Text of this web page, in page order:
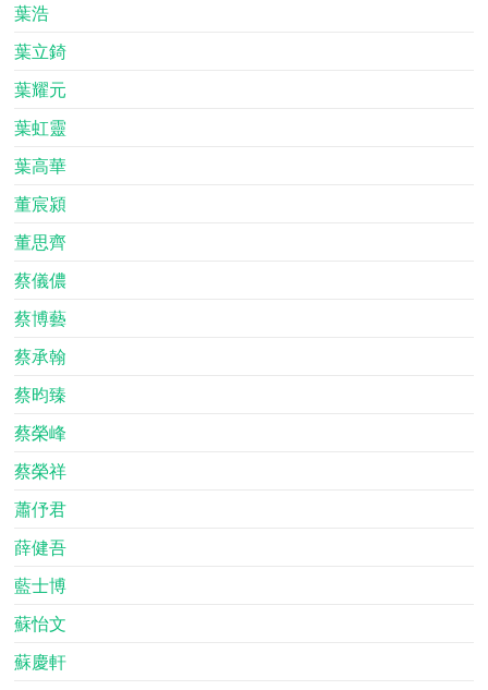
葉浩
葉立錡
葉耀元
葉虹靈
葉高華
董宸潁
董思齊
蔡儀儂
蔡博藝
蔡承翰
蔡昀臻
蔡榮峰
蔡榮祥
蕭伃君
薛健吾
藍士博
蘇怡文
蘇慶軒